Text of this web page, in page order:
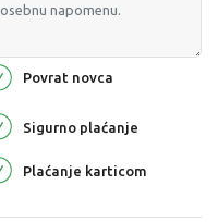
Povrat novca
Sigurno plaćanje
Plaćanje karticom